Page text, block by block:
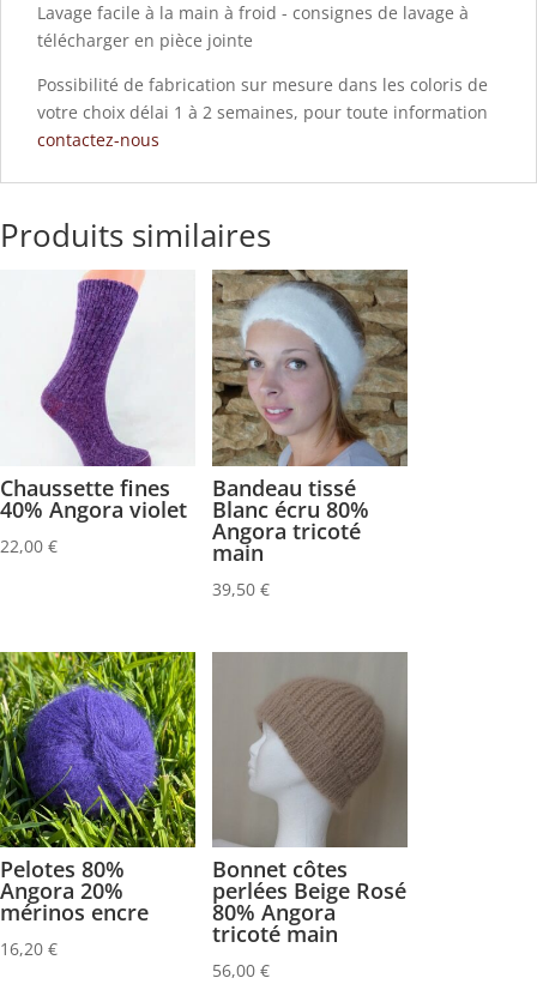
Lavage facile à la main à froid - consignes de lavage à
télécharger en pièce jointe
Possibilité de fabrication sur mesure dans les coloris de
votre choix délai 1 à 2 semaines, pour toute information
contactez-nous
Produits similaires
Chaussette fines
40% Angora violet
22,00 €
Bandeau tissé
Blanc écru 80%
Angora tricoté
main
39,50€
Pelotes 80%
Angora 20%
mérinos encre
16,20 €
Bonnet côtes
perlées Beige Rosé
80% Angora
tricoté main
56,00€